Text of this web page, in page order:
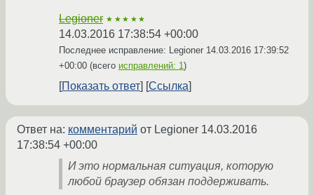
Legioner ★★★★★
14.03.2016 17:38:54 +00:00
Последнее исправление: Legioner 14.03.2016 17:39:52
+00:00 (всего исправлений: 1)
Показать ответ Ссылка
Ответ на: комментарий от Legioner 14.03.2016
17:38:54 +00:00
И это нормальная ситуация, которую
любой браузер обязан поддерживать.